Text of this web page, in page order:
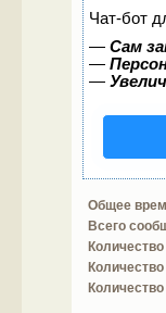
Чат-бот
— Сам
—
—
Общее
Всего